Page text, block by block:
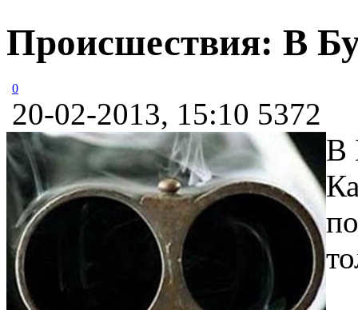
Происшествия: В
0
20-02-2013, 15:10 5372
В